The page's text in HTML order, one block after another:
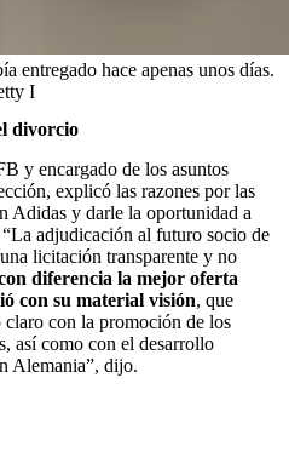
entregado hace apenas unos días.
I
divorcio
y encargado de los asuntos
explicó las razones por las
Adidas y darle la oportunidad a
adjudicación al futuro socio de
licitación transparente y no
diferencia la mejor oferta
con su material visión, que
con la promoción de los
así como con el desarrollo
Alemania”, dijo.